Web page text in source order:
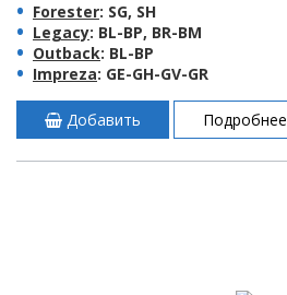
Forester: SG, SH
Legacy: BL-BP, BR-BM
Outback: BL-BP
Impreza: GE-GH-GV-GR
Добавить Подробнее